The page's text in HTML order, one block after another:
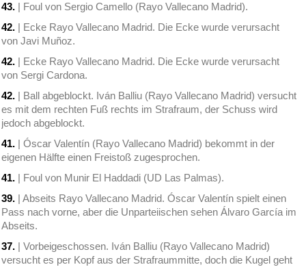
43. | Foul von Sergio Camello (Rayo Vallecano Madrid).
42. | Ecke Rayo Vallecano Madrid. Die Ecke wurde verursacht
von Javi Muñoz.
42. | Ecke Rayo Vallecano Madrid. Die Ecke wurde verursacht
von Sergi Cardona.
42. | Ball abgeblockt. Iván Balliu (Rayo Vallecano Madrid) versucht
es mit dem rechten Fuß rechts im Strafraum, der Schuss wird
jedoch abgeblockt.
41. | Óscar Valentín (Rayo Vallecano Madrid) bekommt in der
eigenen Hälfte einen Freistoß zugesprochen.
41. | Foul von Munir El Haddadi (UD Las Palmas).
39. | Abseits Rayo Vallecano Madrid. Óscar Valentín spielt einen
Pass nach vorne, aber die Unparteiischen sehen Álvaro García im
Abseits.
37. | Vorbeigeschossen. Iván Balliu (Rayo Vallecano Madrid)
versucht es per Kopf aus der Strafraummitte, doch die Kugel geht